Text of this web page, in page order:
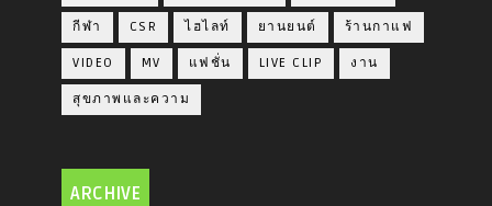
กีฬา CSR ไฮไลท์ ยานยนต์ ร้านกาแฟ
VIDEO MV แฟชั่น LIVE CLIP งาน
สุขภาพและความ
ARCHIVE